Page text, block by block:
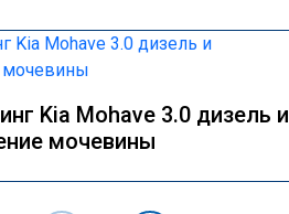
Kia Mohave 3.0 дизель и
мочевины